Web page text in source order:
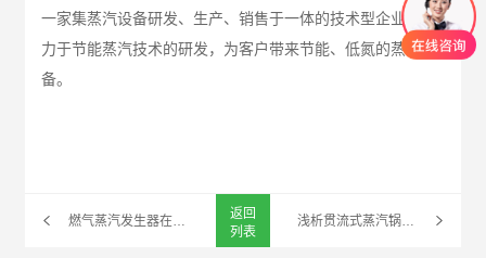
一家集蒸汽设备研发、生产、销售于一体的技术型企业，致
力于节能蒸汽技术的研发，为客户带来节能、低氮的蒸汽设
备。
燃气蒸汽发生器在医院中的应用
返回
列表